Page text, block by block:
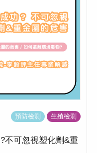
預防檢測 生殖檢測
不可忽視塑化劑&重